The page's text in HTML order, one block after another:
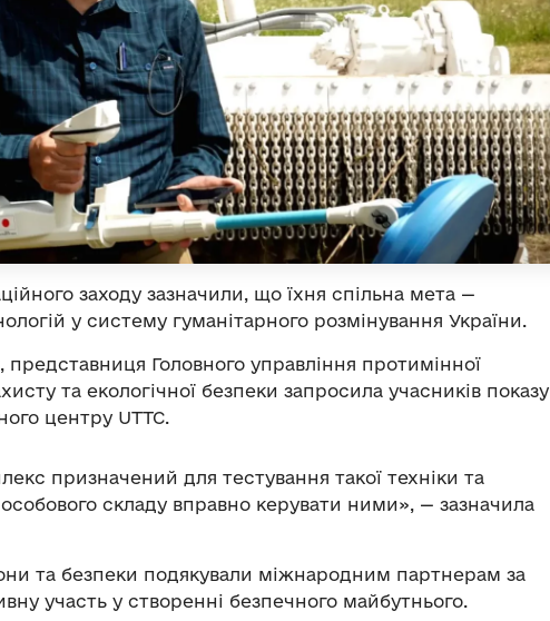
заходу зазначили, що їхня спільна мета —
у систему гуманітарного розмінування України.
Головного управління протимінної
та екологічної безпеки запросила учасників показу
центру UTTC.
призначений для тестування такої техніки та
складу вправно керувати ними», — зазначила
та безпеки подякували міжнародним партнерам за
участь у створенні безпечного майбутнього.